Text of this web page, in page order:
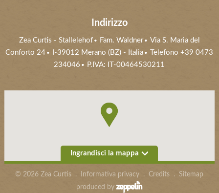
Indirizzo
Zea Curtis - Stallelehof Fam. Waldner
Via S. Maria del
Conforto 24
I-39012 Merano (BZ) - Italia Telefono+39 0473
234046
P.IVA: IT-00464530211
Ingrandisci la mappa
© 2026 Zea Curtis . Informativa privacy .Credits .Sitemap
produced by